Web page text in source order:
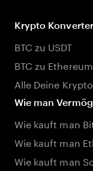
Krypto Konverter
BTC zu USDT
BTC zu Ethereum
Alle Deine
Wie man
Wie kauft man
Wie kauft man
Wie kauft man